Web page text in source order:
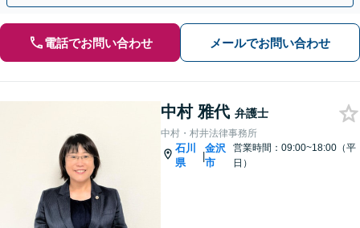
電話でお問い合わせ メールでお問い合わせ
中村 雅代 弁護士
中村・村井法律事務所
石川
県
|
金沢
市
営業時間：09:00~18:00（平
日）